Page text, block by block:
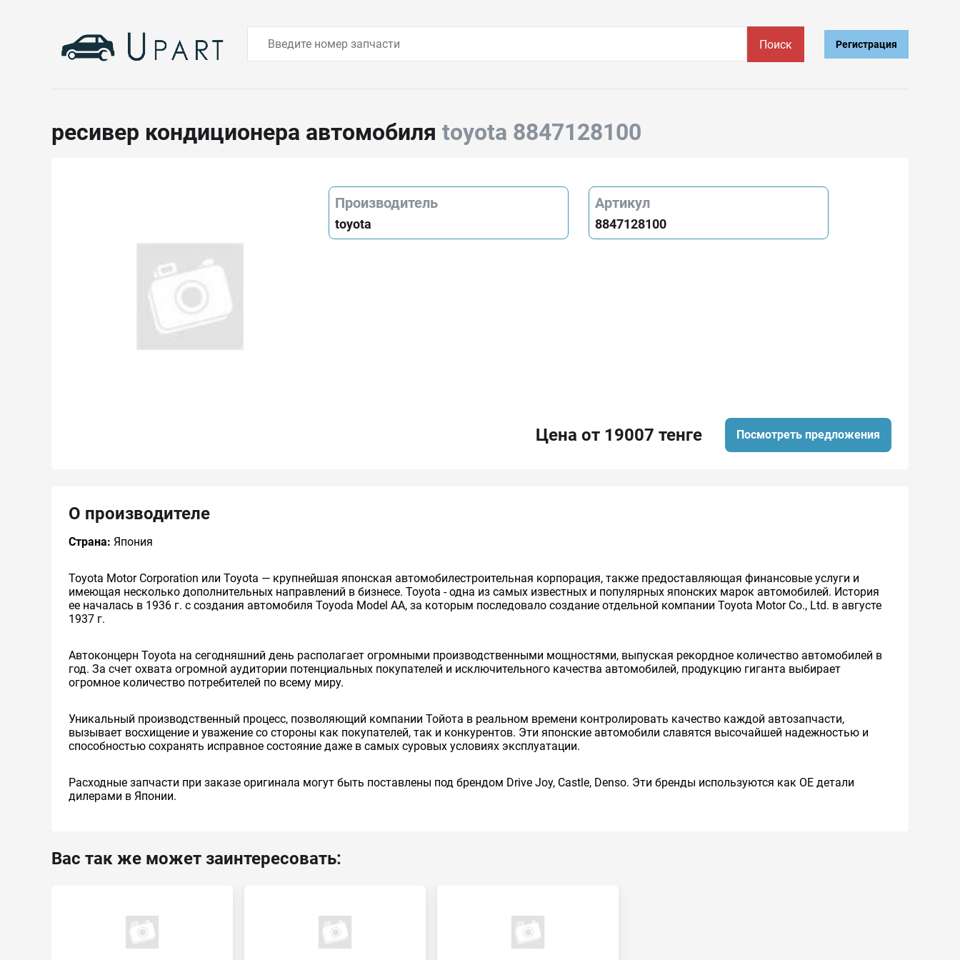
Поиск Регистрация
ресивер кондиционера автомобиля toyota 8847128100
Производитель
toyota
Артикул
8847128100
Цена от 19007 тенге Посмотреть предложения
О производителе
Страна: Япония
Toyota Motor Corporation или Toyota — крупнейшая японская автомобилестроительная корпорация, также предоставляющая финансовые услуги и
имеющая несколько дополнительных направлений в бизнесе. Toyota - одна из самых известных и популярных японских марок автомобилей. История
ее началась в 1936 г. с создания автомобиля Toyoda Model AA, за которым последовало создание отдельной компании Toyota Motor Co., Ltd. в августе
1937 г.
Автоконцерн Toyota на сегодняшний день располагает огромными производственными мощностями, выпуская рекордное количество автомобилей в
год. За счет охвата огромной аудитории потенциальных покупателей и исключительного качества автомобилей, продукцию гиганта выбирает
огромное количество потребителей по всему миру.
Уникальный производственный процесс, позволяющий компании Тойота в реальном времени контролировать качество каждой автозапчасти,
вызывает восхищение и уважение со стороны как покупателей, так и конкурентов. Эти японские автомобили славятся высочайшей надежностью и
способностью сохранять исправное состояние даже в самых суровых условиях эксплуатации.
Расходные запчасти при заказе оригинала могут быть поставлены под брендом Drive Joy, Castle, Denso. Эти бренды используются как ОЕ детали
дилерами в Японии.
Вас так же может заинтересовать: